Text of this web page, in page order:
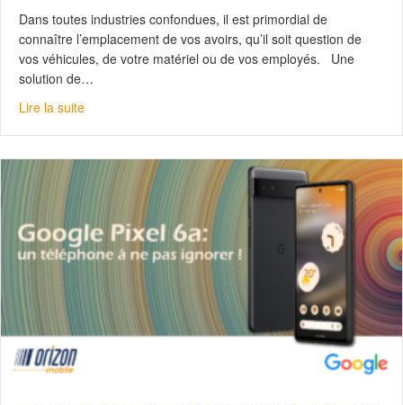
Dans toutes industries confondues, il est primordial de
connaître l’emplacement de vos avoirs, qu’il soit question de
vos véhicules, de votre matériel ou de vos employés. Une
solution de…
Lire la suiteabout Trackuracy par JVCKENWOOD : pour une